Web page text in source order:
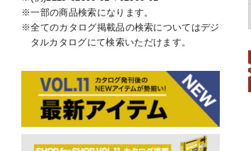
一部の商品検索になります。
全てのカタログ掲載品の検索についてはデジ
タルカタログにて検索いただけます。